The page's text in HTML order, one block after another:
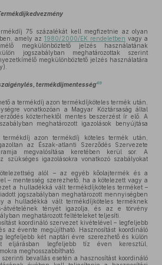
75 százalékát kell megfizetnie az olyan
amely az 1980/2000/EK rendeletben vagy a
megkülönböztető jelzés használatának
jogszabályban meghatározottak szerint
megkülönböztető jelzés használatára
termékdíjmentesség49
a termékdíj azon termékdíjköteles termék után,
vonatkozóan a Magyar Köztársaság által
közterhektől mentes beszerzést ír elő. A
meghatározott igazolások benyújtása
azon termékdíj köteles termék után,
az Észak-atlanti Szerződés Szervezete
megvalósítása keretében kerül sor. A
szükséges igazolásokra vonatkozó szabályokat
alól – az egyéb kőolajtermék és a
– mentesség szerezhető, ha a kötelezett vagy a
a hulladékká vált termékdíjköteles terméket –
jogszabályban meghatározott mennyiségben
a hulladékká vált termékdíjköteles terméknek
átvételének tényét igazolja, és az e törvény
meghatározott feltételeket teljesíti.
koordináló szervezet kivételével – legfeljebb
az évente megújítható. Hasznosítást koordináló
legfeljebb két naptári évre szerezhető és külön
eljárásban legfeljebb tíz éven keresztül,
meghosszabbítható.
szerinti bevallás esetén a hasznosítást koordináló